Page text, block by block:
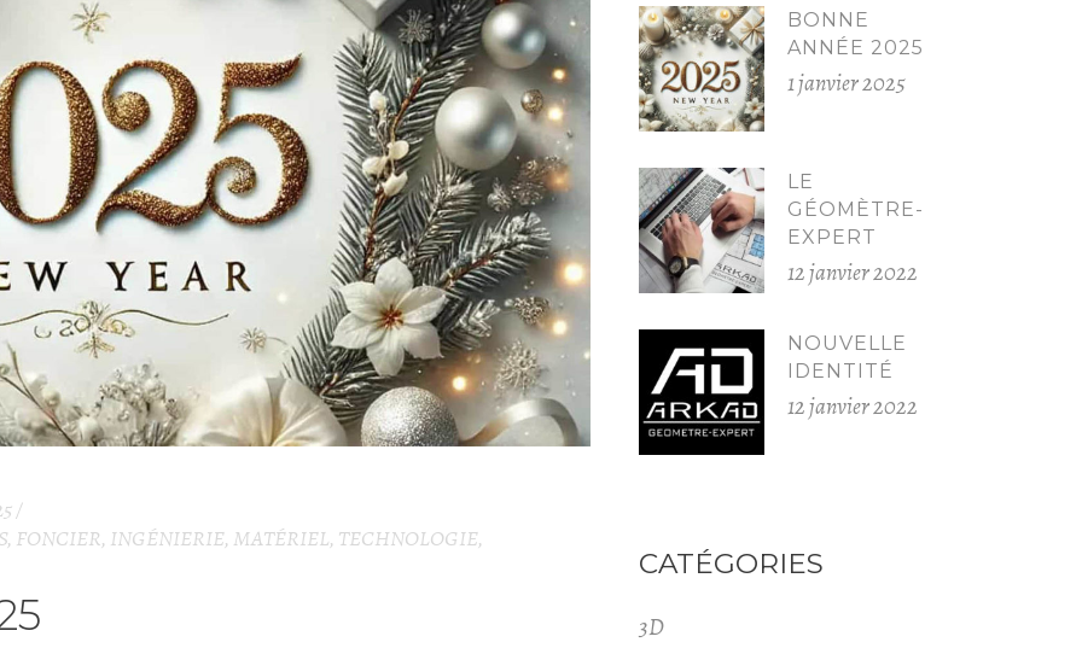
, FONCIER, INGÉNIERIE, MATÉRIEL, TECHNOLOGIE,
BONNE
ANNÉE 2025
1 janvier 2025
LE
GÉOMÈTRE-
EXPERT
12 janvier 2022
NOUVELLE
IDENTITÉ
12 janvier 2022
CATÉGORIES
3D